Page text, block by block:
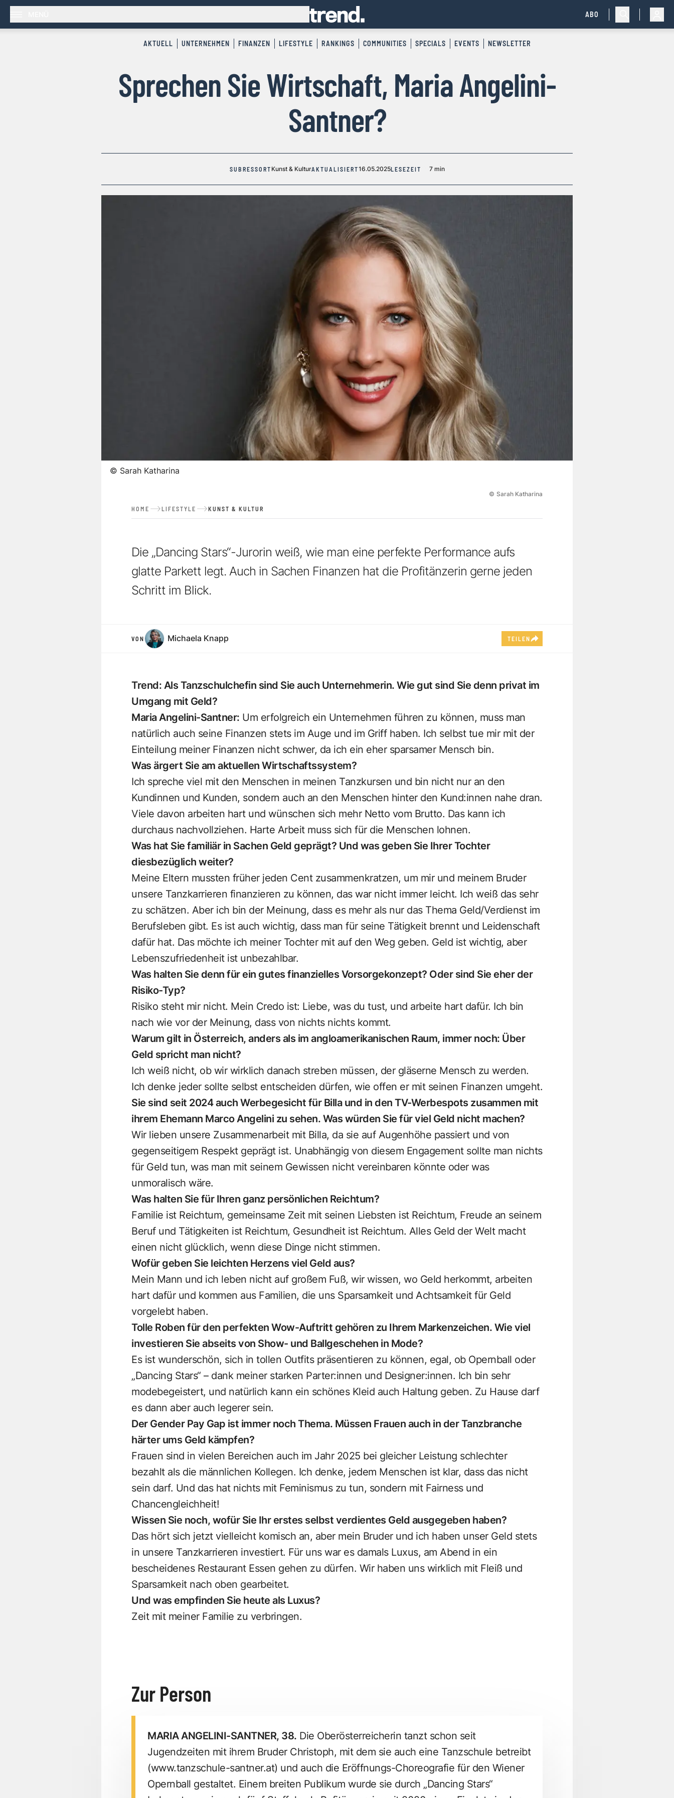
ABO
AKTUELL UNTERNEHMEN FINANZEN LIFESTYLE RANKINGS COMMUNITIES SPECIALS EVENTS NEWSLETTER
Sprechen Sie Wirtschaft, Maria Angelini-
Santner?
SUBRESSORT Kunst & KulturAKTUALISIERT16.05.2025LESEZEIT 7 min
© Sarah Katharina
© Sarah Katharina
HOME LIFESTYLE KUNST & KULTUR
Die „Dancing Stars“-Jurorin weiß, wie man eine perfekte Performance aufs
glatte Parkett legt. Auch in Sachen Finanzen hat die Profitänzerin gerne jeden
Schritt im Blick.
VON Michaela Knapp TEILEN
Trend: Als Tanzschulchefin sind Sie auch Unternehmerin. Wie gut sind Sie denn privat im
Umgang mit Geld?
Maria Angelini-Santner: Um erfolgreich ein Unternehmen führen zu können, muss man
natürlich auch seine Finanzen stets im Auge und im Griff haben. Ich selbst tue mir mit der
Einteilung meiner Finanzen nicht schwer, da ich ein eher sparsamer Mensch bin.
Was ärgert Sie am aktuellen Wirtschaftssystem?
Ich spreche viel mit den Menschen in meinen Tanzkursen und bin nicht nur an den
Kundinnen und Kunden, sondern auch an den Menschen hinter den Kund:innen nahe dran.
Viele davon arbeiten hart und wünschen sich mehr Netto vom Brutto. Das kann ich
durchaus nachvollziehen. Harte Arbeit muss sich für die Menschen lohnen.
Was hat Sie familiär in Sachen Geld geprägt? Und was geben Sie Ihrer Tochter
diesbezüglich weiter?
Meine Eltern mussten früher jeden Cent zusammenkratzen, um mir und meinem Bruder
unsere Tanzkarrieren finanzieren zu können, das war nicht immer leicht. Ich weiß das sehr
zu schätzen. Aber ich bin der Meinung, dass es mehr als nur das Thema Geld/Verdienst im
Berufsleben gibt. Es ist auch wichtig, dass man für seine Tätigkeit brennt und Leidenschaft
dafür hat. Das möchte ich meiner Tochter mit auf den Weg geben. Geld ist wichtig, aber
Lebenszufriedenheit ist unbezahlbar.
Was halten Sie denn für ein gutes finanzielles Vorsorgekonzept? Oder sind Sie eher der
Risiko-Typ?
Risiko steht mir nicht. Mein Credo ist: Liebe, was du tust, und arbeite hart dafür. Ich bin
nach wie vor der Meinung, dass von nichts nichts kommt.
Warum gilt in Österreich, anders als im angloamerikanischen Raum, immer noch: Über
Geld spricht man nicht?
Ich weiß nicht, ob wir wirklich danach streben müssen, der gläserne Mensch zu werden.
Ich denke jeder sollte selbst entscheiden dürfen, wie offen er mit seinen Finanzen umgeht.
Sie sind seit 2024 auch Werbegesicht für Billa und in den TV-Werbespots zusammen mit
ihrem Ehemann Marco Angelini zu sehen. Was würden Sie für viel Geld nicht machen?
Wir lieben unsere Zusammenarbeit mit Billa, da sie auf Augenhöhe passiert und von
gegenseitigem Respekt geprägt ist. Unabhängig von diesem Engagement sollte man nichts
für Geld tun, was man mit seinem Gewissen nicht vereinbaren könnte oder was
unmoralisch wäre.
Was halten Sie für Ihren ganz persönlichen Reichtum?
Familie ist Reichtum, gemeinsame Zeit mit seinen Liebsten ist Reichtum, Freude an seinem
Beruf und Tätigkeiten ist Reichtum, Gesundheit ist Reichtum. Alles Geld der Welt macht
einen nicht glücklich, wenn diese Dinge nicht stimmen.
Wofür geben Sie leichten Herzens viel Geld aus?
Mein Mann und ich leben nicht auf großem Fuß, wir wissen, wo Geld herkommt, arbeiten
hart dafür und kommen aus Familien, die uns Sparsamkeit und Achtsamkeit für Geld
vorgelebt haben.
Tolle Roben für den perfekten Wow-Auftritt gehören zu Ihrem Markenzeichen. Wie viel
investieren Sie abseits von Show- und Ballgeschehen in Mode?
Es ist wunderschön, sich in tollen Outfits präsentieren zu können, egal, ob Opernball oder
„Dancing Stars“ – dank meiner starken Parter:innen und Designer:innen. Ich bin sehr
modebegeistert, und natürlich kann ein schönes Kleid auch Haltung geben. Zu Hause darf
es dann aber auch legerer sein.
Der Gender Pay Gap ist immer noch Thema. Müssen Frauen auch in der Tanzbranche
härter ums Geld kämpfen?
Frauen sind in vielen Bereichen auch im Jahr 2025 bei gleicher Leistung schlechter
bezahlt als die männlichen Kollegen. Ich denke, jedem Menschen ist klar, dass das nicht
sein darf. Und das hat nichts mit Feminismus zu tun, sondern mit Fairness und
Chancengleichheit!
Wissen Sie noch, wofür Sie Ihr erstes selbst verdientes Geld ausgegeben haben?
Das hört sich jetzt vielleicht komisch an, aber mein Bruder und ich haben unser Geld stets
in unsere Tanzkarrieren investiert. Für uns war es damals Luxus, am Abend in ein
bescheidenes Restaurant Essen gehen zu dürfen. Wir haben uns wirklich mit Fleiß und
Sparsamkeit nach oben gearbeitet.
Und was empfinden Sie heute als Luxus?
Zeit mit meiner Familie zu verbringen.
Zur Person
MARIA ANGELINI-SANTNER, 38. Die Oberösterreicherin tanzt schon seit
Jugendzeiten mit ihrem Bruder Christoph, mit dem sie auch eine Tanzschule betreibt
(www.tanzschule-santner.at) und auch die Eröffnungs-Choreografie für den Wiener
Opernball gestaltet. Einem breiten Publikum wurde sie durch „Dancing Stars“